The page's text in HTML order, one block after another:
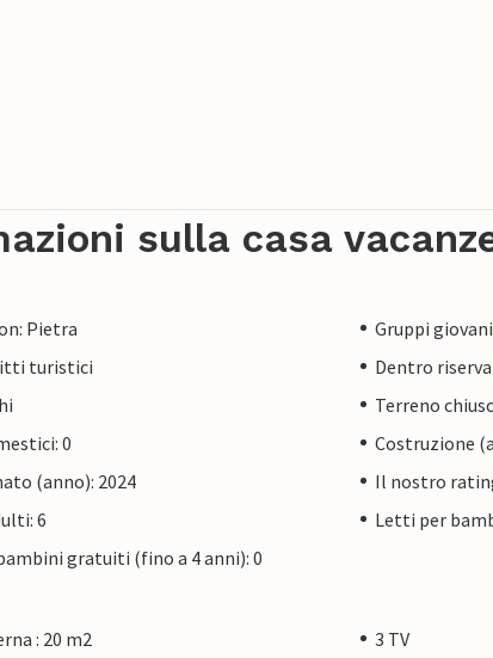
sulla casa
Pietra
Gruppi
turistici
Dentro
Terreno
0
Costruzione
(anno): 2024
Il nostro
6
Letti per
gratuiti (fino a 4 anni): 0
: 20 m2
3 TV